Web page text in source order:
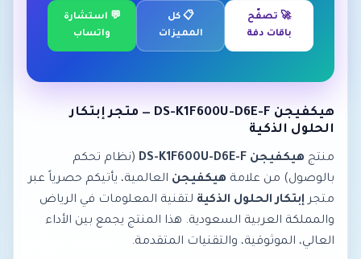
🚀 تصفّح
باقات دفة
📋 كل
المميزات
💬 استشارة
واتساب
هيكفيجن DS-K1F600U-D6E-F — متجر إبتكار
الحلول الذكية
منتج هيكفيجن DS-K1F600U-D6E-F
(نظام تحكم
بالوصول) من علامة هيكفيجن العالمية، يأتيكم حصرياً عبر
متجرإبتكار الحلول الذكية لتقنية المعلومات في الرياض
والمملكة العربية السعودية. هذا المنتج يجمع بين الأداء
العالي، الموثوقية، والتقنيات المتقدمة.